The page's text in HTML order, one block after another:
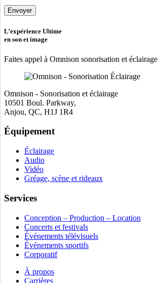
laisser
ce
vide.
L’expérience Ultime
en son et image
Faites appel à Omnison sonorisation et éclairage
Omnison - Sonorisation et éclairage
10501 Boul. Parkway,
Anjou, QC, H1J 1R4
Équipement
Éclairage
Audio
Vidéo
Gréage, scène et rideaux
Services
Conception – Production – Location
Concerts et festivals
Événements télévisuels
Événements sportifs
Corporatif
À propos
Carrières